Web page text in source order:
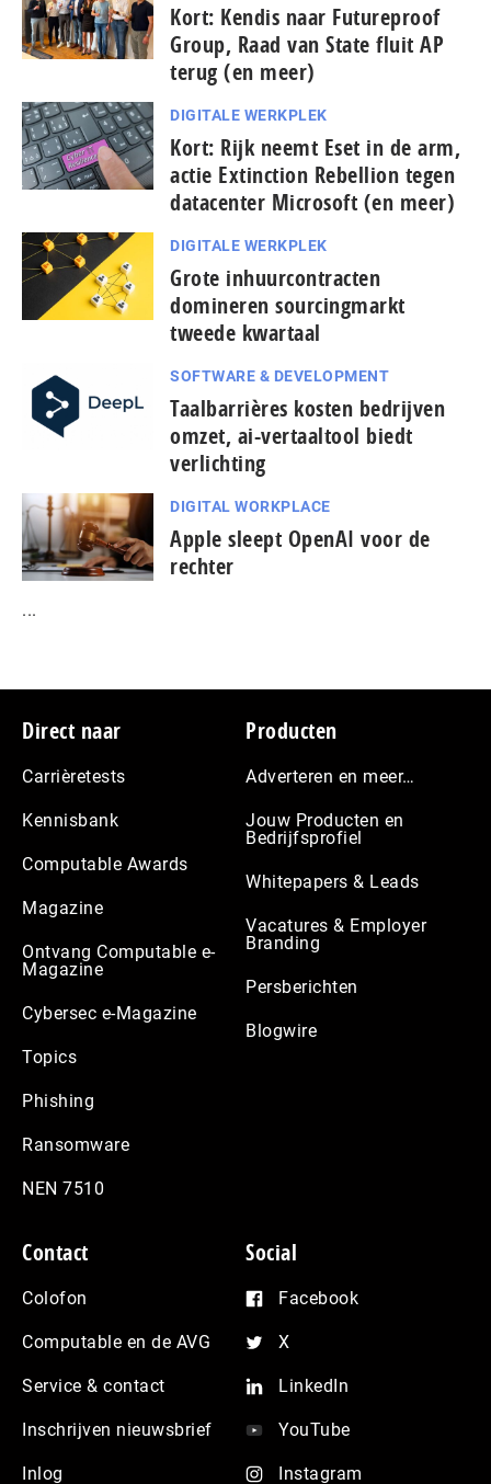
Kort: Kendis naar Futureproof
Group, Raad van State fluit AP
terug (en meer)
DIGITALE WERKPLEK
Kort: Rijk neemt Eset in de arm,
actie Extinction Rebellion tegen
datacenter Microsoft (en meer)
DIGITALE WERKPLEK
Grote inhuurcontracten
domineren sourcingmarkt
tweede kwartaal
SOFTWARE & DEVELOPMENT
Taal­bar­ri­è­res kosten bedrijven
omzet, ai-vertaaltool biedt
verlichting
DIGITAL WORKPLACE
Apple sleept OpenAI voor de
rechter
...
Footer
Direct naar
Carrièretests
Kennisbank
Computable Awards
Magazine
Ontvang Computable e-
Magazine
Cybersec e-Magazine
Topics
Phishing
Ransomware
NEN 7510
Producten
Adverteren en meer…
Jouw Producten en
Bedrijfsprofiel
Whitepapers & Leads
Vacatures & Employer
Branding
Persberichten
Blogwire
Contact
Colofon
Computable en de AVG
Service & contact
Inschrijven nieuwsbrief
Inlog
Social
Facebook
X
LinkedIn
YouTube
Instagram